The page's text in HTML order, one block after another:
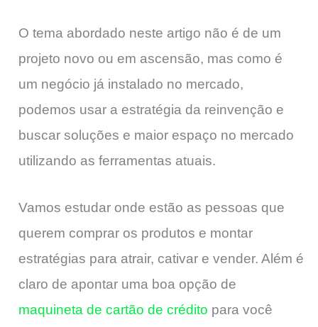
O tema abordado neste artigo não é de um
projeto novo ou em ascensão, mas como é
um negócio já instalado no mercado,
podemos usar a estratégia da reinvenção e
buscar soluções e maior espaço no mercado
utilizando as ferramentas atuais.
Vamos estudar onde estão as pessoas que
querem comprar os produtos e montar
estratégias para atrair, cativar e vender. Além é
claro de apontar uma boa opção de
maquineta de cartão de crédito para você